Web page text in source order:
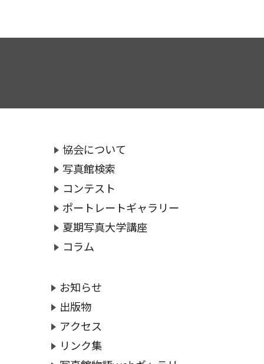
協会について
写真館検索
コンテスト
ポートレートギャラリー
夏期写真大学講座
コラム
お知らせ
出版物
アクセス
リンク集